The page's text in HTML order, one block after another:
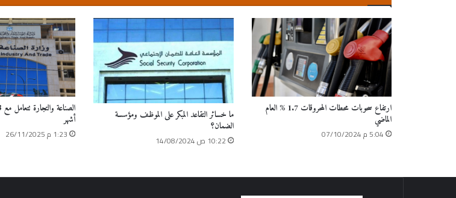
ارتفاع سحوبات محطات المحروقات 1.7 % العام
الماضي
5:04 م 07/10/2024
ما خسائر التقاعد المبكر على الموظف ومؤسسة
الضمان؟
10:22 ص 14/08/2024
أشهر
1:23 م 26/11/2025